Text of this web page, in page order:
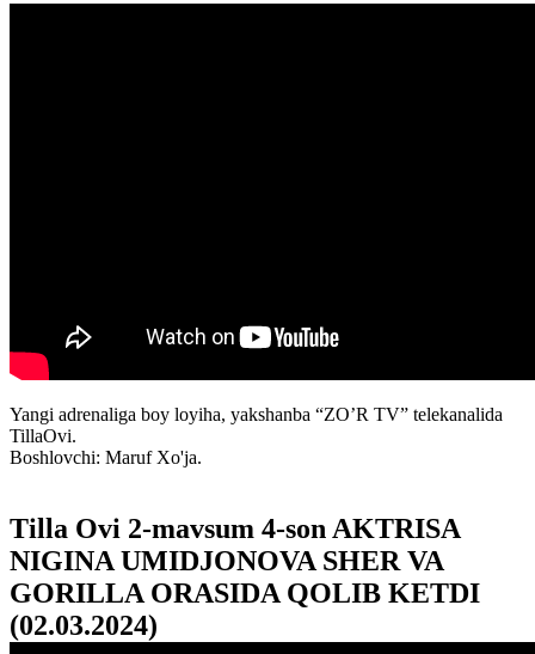
Yangi adrenaliga boy loyiha, yakshanba “ZO’R TV” telekanalida
TillaOvi.
Boshlovchi: Maruf Xo'ja.
Tilla Ovi 2-mavsum 4-son AKTRISA
NIGINA UMIDJONOVA SHER VA
GORILLA ORASIDA QOLIB KETDI
(02.03.2024)